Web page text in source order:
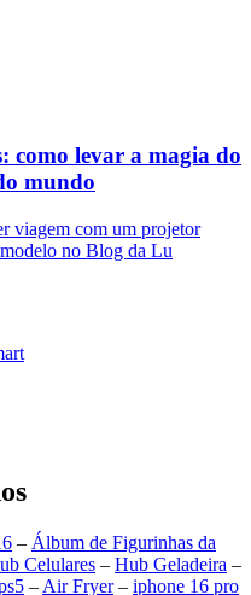
como levar a magia do
mundo
viagem com um projetor
no Blog da Lu
– Álbum de Figurinhas da
Celulares – Hub Geladeira –
– Air Fryer– iphone 16 pro